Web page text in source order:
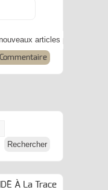
articles par e-mail.
À La Trace